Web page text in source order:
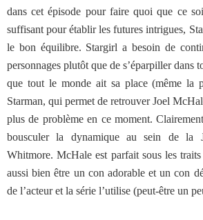
dans cet épisode pour faire quoi que ce
suffisant pour établir les futures intrigues,
le bon équilibre. Stargirl a besoin de
personnages plutôt que de s’éparpiller dans
que tout le monde ait sa place (même la
Starman, qui permet de retrouver Joel
plus de problème en ce moment.
bousculer la dynamique au sein de
Whitmore. McHale est parfait sous les
aussi bien être un con adorable et un con
de l’acteur et la série l’utilise (peut-être un